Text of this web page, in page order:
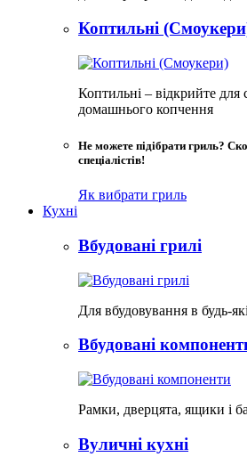
Коптильні
Коптильні – відкрийте для
домашнього копчення
Не можете підібрати гриль?
спеціалістів!
Як вибрати гриль
Кухні
Вбудовані грилі
Для вбудовування в будь-
Вбудовані
Рамки, дверцята, ящики і
Вуличні кухні